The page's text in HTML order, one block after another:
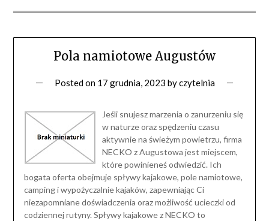
Pola namiotowe Augustów
Posted on 17 grudnia, 2023 byczytelnia
Jeśli snujesz marzenia o zanurzeniu się
w naturze oraz spędzeniu czasu
aktywnie na świeżym powietrzu, firma
NECKO z Augustowa jest miejscem,
które powinieneś odwiedzić. Ich
bogata oferta obejmuje spływy kajakowe, pole namiotowe,
camping i wypożyczalnie kajaków, zapewniając Ci
niezapomniane doświadczenia oraz możliwość ucieczki od
codziennej rutyny. Spływy kajakowe z NECKO to